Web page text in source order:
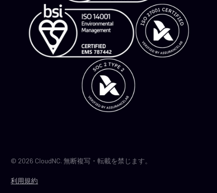
利用規約
© 2026 CloudNC. 無断複写・転載を禁じます。